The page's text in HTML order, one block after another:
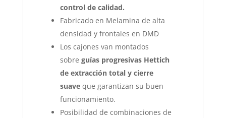
control de calidad.
Fabricado en Melamina de alta
densidad y frontales en DMD
Los cajones van montados
sobreguías progresivas Hettich
de extracción total y cierre
suave que garantizan su buen
funcionamiento.
Posibilidad de combinaciones de